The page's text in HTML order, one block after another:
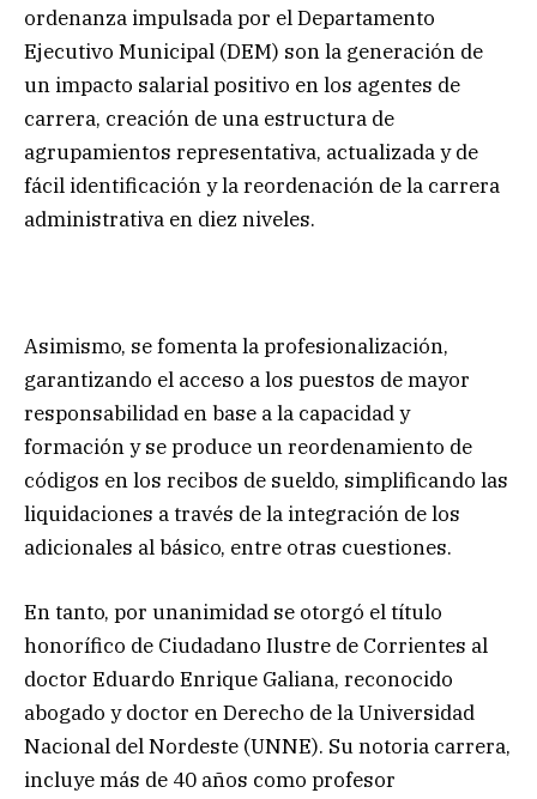
ordenanza impulsada por el Departamento
Ejecutivo Municipal (DEM) son la generación de
un impacto salarial positivo en los agentes de
carrera, creación de una estructura de
agrupamientos representativa, actualizada y de
fácil identificación y la reordenación de la carrera
administrativa en diez niveles.
Asimismo, se fomenta la profesionalización,
garantizando el acceso a los puestos de mayor
responsabilidad en base a la capacidad y
formación y se produce un reordenamiento de
códigos en los recibos de sueldo, simplificando las
liquidaciones a través de la integración de los
adicionales al básico, entre otras cuestiones.
En tanto, por unanimidad se otorgó el título
honorífico de Ciudadano Ilustre de Corrientes al
doctor Eduardo Enrique Galiana, reconocido
abogado y doctor en Derecho de la Universidad
Nacional del Nordeste (UNNE). Su notoria carrera,
incluye más de 40 años como profesor